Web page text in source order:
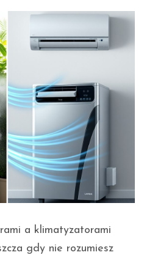
a klimatyzatorami
gdy nie rozumiesz